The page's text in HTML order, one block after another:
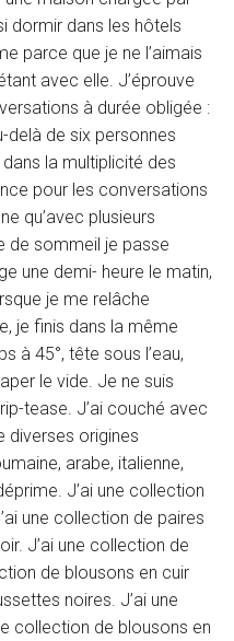
dormir dans les hôtels
parce que je ne l’aimais
avec elle. J’éprouve
à durée obligée :
delà de six personnes
la multiplicité des
pour les conversations
qu’avec plusieurs
de sommeil je passe
une demi- heure le matin,
je me relâche
je finis dans la même
à 45°, tête sous l’eau,
le vide. Je ne suis
tease. J’ai couché avec
diverses origines
arabe, italienne,
J’ai une collection
une collection de paires
J’ai une collection de
de blousons en cuir
noires. J’ai une
collection de blousons en